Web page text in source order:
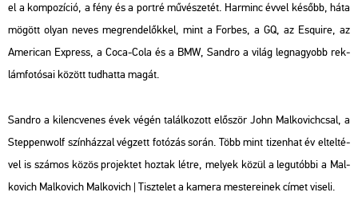
el a kom­po­zí­ció, a fény és a port­ré mű­vé­sze­tét. Har­minc évvel ké­sőbb, háta
mö­gött olyan neves meg­ren­de­lők­kel, mint a For­bes, a GQ, az Es­qu­i­re, az
Ame­ri­can Exp­ress, a Coca-Cola és a BMW, Sand­ro a világ leg­na­gyobb rek­
lám­fo­tó­sai kö­zött tud­hat­ta magát.
Sand­ro a ki­lenc­ve­nes évek végén ta­lál­ko­zott elő­ször John Mal­ko­vich­csal, a
Step­pen­wolf szín­ház­zal vég­zett fo­tó­zás során. Több mint ti­zen­hat év el­tel­té­
vel is szá­mos közös pro­jek­tet hoz­tak létre, me­lyek közül a leg­utób­bi a Mal­
ko­vich Mal­ko­vich Mal­ko­vich | Tisz­te­let a ka­me­ra mes­te­re­i­nekcímet vi­se­li.